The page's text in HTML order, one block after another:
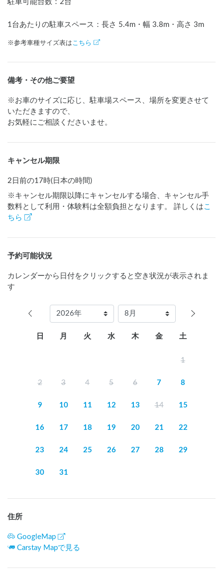
駐車可能台数 ： 2台
1台あたりの駐車スペース：長さ 5.4m ・幅 3.8m ・高さ 3m
※参考車種サイズ表は こちら
備考・その他ご要望
※お車のサイズに応じ、駐車場スペース、場所を変更させて
いただきますので、
お気軽にご相談くださいませ。
キャンセル期限
2日前の17時(日本の時間)
※キャンセル期限以降にキャンセルする場合、キャンセル手
数料として利用・体験料は全額負担となります。 詳しくは こ
ちら
予約可能状況
カレンダーから日付をクリックすると空き状況が表示されま
す
日 月 火 水 木 金 土
1
2 3 4 5 6 7 8
9 10 11 12 13 14 15
16 17 18 19 20 21 22
23 24 25 26 27 28 29
30 31
住所
GoogleMap
Carstay Mapで見る